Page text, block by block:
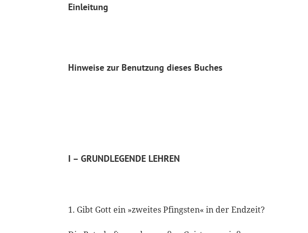
Einleitung
Hinweise zur Benutzung dieses Buches
I – GRUNDLEGENDE LEHREN
Gibt Gott ein »zweites Pfingsten« in der Endzeit?